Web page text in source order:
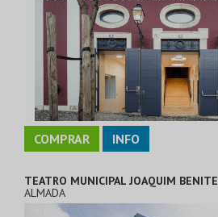
COMPRAR INFO
TEATRO MUNICIPAL JOAQUIM BENITE
ALMADA